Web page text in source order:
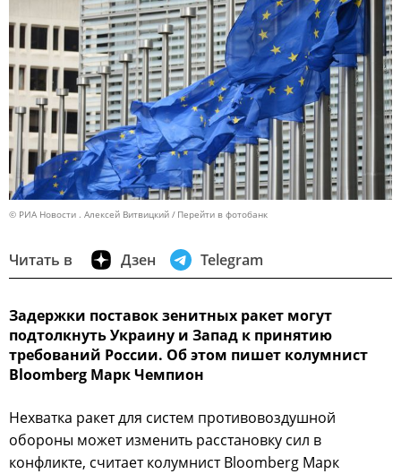
© РИА Новости . Алексей Витвицкий Перейти в фотобанк
Читать в Дзен Telegram
Задержки поставок зенитных ракет могут
подтолкнуть Украину и Запад к принятию
требований России. Об этом пишет колумнист
Bloomberg Марк Чемпион
Нехватка ракет для систем противовоздушной
обороны может изменить расстановку сил в
конфликте, считает колумнист Bloomberg Марк